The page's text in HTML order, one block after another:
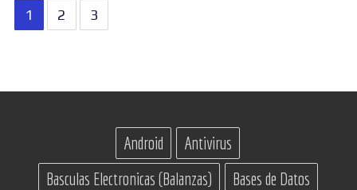
Paginación
de
1 2 3
Android
Antivirus
Basculas Electronicas (Balanzas)
Bases de Datos